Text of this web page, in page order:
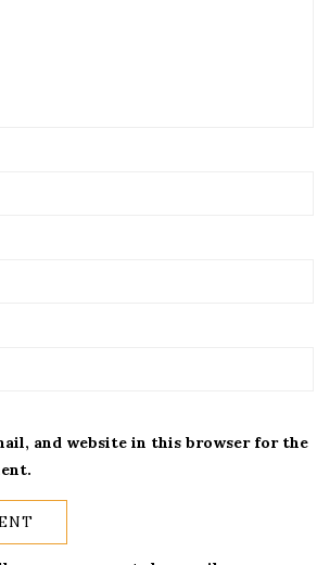
and website in this browser for the